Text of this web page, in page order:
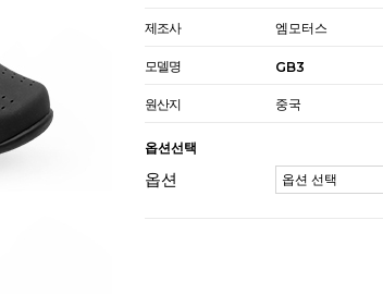
제조사 엠모터스
모델명 GB3
원산지 중국
옵션선택
옵션